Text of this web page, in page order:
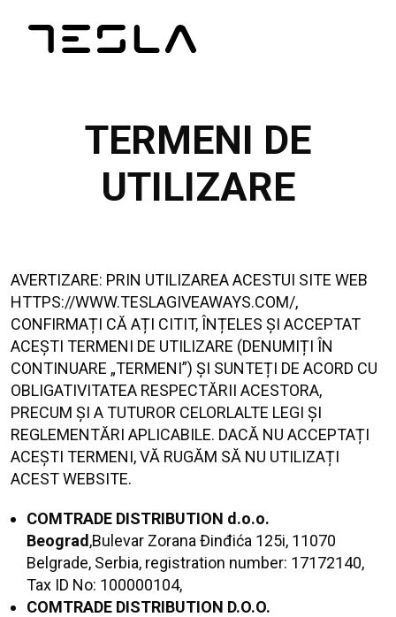
TERMENI DE
UTILIZARE
AVERTIZARE: PRIN UTILIZAREA ACESTUI SITE WEB
HTTPS://WWW.TESLAGIVEAWAYS.COM/,
CONFIRMAȚI CĂ AȚI CITIT, ÎNȚELES ȘI ACCEPTAT
ACEȘTI TERMENI DE UTILIZARE (DENUMIȚI ÎN
CONTINUARE „TERMENI”) ȘI SUNTEȚI DE ACORD CU
OBLIGATIVITATEA RESPECTĂRII ACESTORA,
PRECUM ȘI A TUTUROR CELORLALTE LEGI ȘI
REGLEMENTĂRI APLICABILE. DACĂ NU ACCEPTAȚI
ACEȘTI TERMENI, VĂ RUGĂM SĂ NU UTILIZAȚI
ACEST WEBSITE.
COMTRADE DISTRIBUTION d.o.o.
Beograd ,Bulevar Zorana Đinđića 125i, 11070
Belgrade, Serbia, registration number: 17172140,
Tax ID No: 100000104,
COMTRADE DISTRIBUTION D.O.O.